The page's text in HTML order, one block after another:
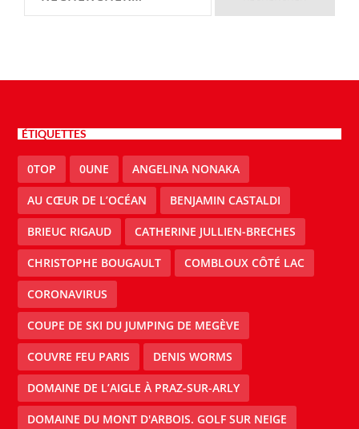
ÉTIQUETTES
0TOP 0UNE ANGELINA NONAKA
AU CŒUR DE L’OCÉAN BENJAMIN CASTALDI
BRIEUC RIGAUD CATHERINE JULLIEN-BRECHES
CHRISTOPHE BOUGAULT COMBLOUX CÔTÉ LAC
CORONAVIRUS
COUPE DE SKI DU JUMPING DE MEGÈVE
COUVRE FEU PARIS DENIS WORMS
DOMAINE DE L’AIGLE À PRAZ-SUR-ARLY
DOMAINE DU MONT D'ARBOIS. GOLF SUR NEIGE